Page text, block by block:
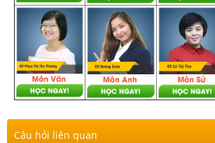
Câu hỏi liên quan